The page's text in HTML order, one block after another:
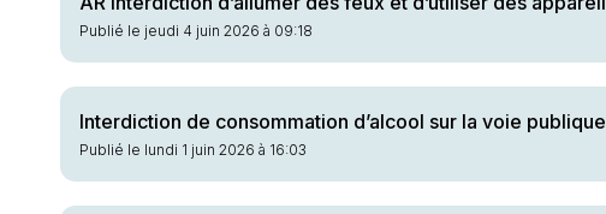
Publié le jeudi 4 juin 2026 à 09:18
Interdiction de consommation d’alcool sur la voie publique
Publié le lundi 1 juin 2026 à 16:03